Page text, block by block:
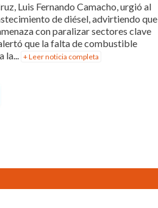
Luis Fernando Camacho, urgió al
de diésel, advirtiendo que
con paralizar sectores clave
que la falta de combustible
la... + Leer noticia completa